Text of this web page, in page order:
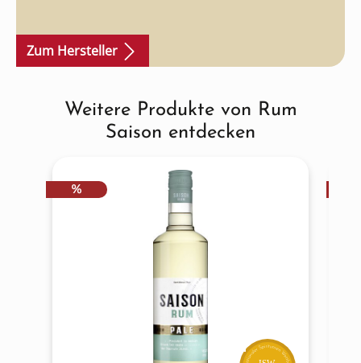
Zum Hersteller
Produktgalerie überspringen
Weitere Produkte von Rum
Saison entdecken
RABATT
%